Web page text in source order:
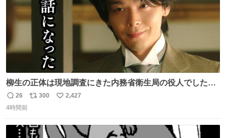
柳生の正体は現地調査にきた内務省衛生局の役人でした。
このふたりの出会いもまた、新たな風かも……。 👇柳生は
何を考えている…？ web.nhk/tv/an/kazekaor…［見逃し配
返
信
26
リ
ト
300
い
数
2,427
4時間前